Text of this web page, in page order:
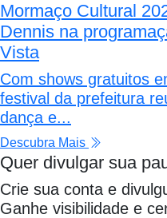
Mormaço Cultural
Dennis na
Vista
Com shows gratuitos
festival da prefeitura
dança e...
Descubra Mais
Quer divulgar sua
Crie sua conta e
Ganhe visibilidade e